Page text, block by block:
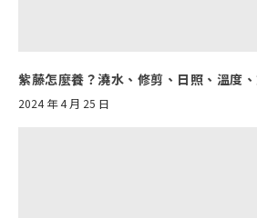
紫藤怎麼養？澆水、修剪、日照、溫度
2024 年 4 月 25 日